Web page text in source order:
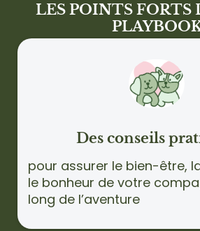
LES POINTS FORTS
Des conseils
pour assurer le bien-être,
le bonheur de votre
long de l’aventure